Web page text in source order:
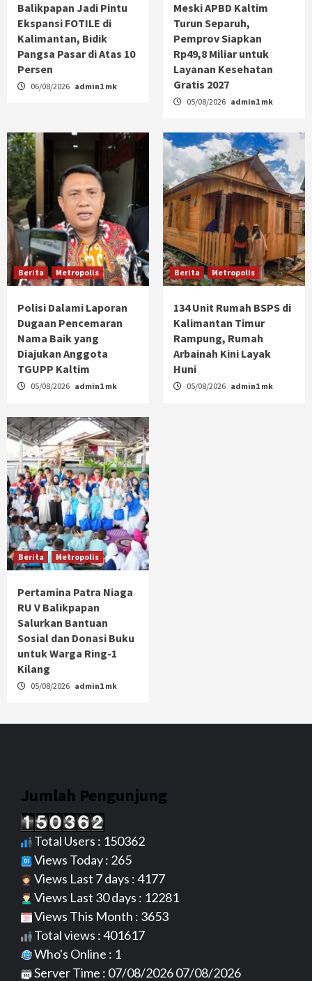
Balikpapan Jadi Pintu
Ekspansi FOTILE di
Kalimantan, Bidik
Pangsa Pasar di Atas 10
Persen
06/08/2026 admin1 mk
Meski APBD Kaltim
Turun Separuh,
Pemprov Siapkan
Rp49,8 Miliar untuk
Layanan Kesehatan
Gratis 2027
05/08/2026 admin1 mk
Berita Metropolis
Polisi Dalami Laporan
Dugaan Pencemaran
Nama Baik yang
Diajukan Anggota
TGUPP Kaltim
05/08/2026 admin1 mk
Berita Metropolis
134 Unit Rumah BSPS di
Kalimantan Timur
Rampung, Rumah
Arbainah Kini Layak
Huni
05/08/2026 admin1 mk
Berita Metropolis
Pertamina Patra Niaga
RU V Balikpapan
Salurkan Bantuan
Sosial dan Donasi Buku
untuk Warga Ring-1
Kilang
05/08/2026 admin1 mk
Jumlah Pengunjung
Total Users : 150362
Views Today : 265
Views Last 7 days : 4177
Views Last 30 days : 12281
Views This Month : 3653
Total views : 401617
Who's Online : 1
Server Time : 07/08/2026 07/08/2026